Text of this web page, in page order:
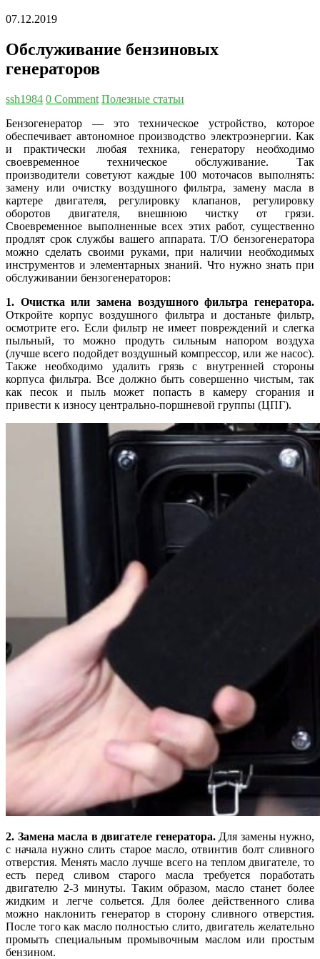
07.12.2019
Обслуживание бензиновых
генераторов
ssh1984 0 Comment Полезные статьи
Бензогенератор — это техническое устройство, которое
обеспечивает автономное производство электроэнергии. Как
и практически любая техника, генератору необходимо
своевременное техническое обслуживание. Так
производители советуют каждые 100 моточасов выполнять:
замену или очистку воздушного фильтра, замену масла в
картере двигателя, регулировку клапанов, регулировку
оборотов двигателя, внешнюю чистку от грязи.
Своевременное выполненные всех этих работ, существенно
продлят срок службы вашего аппарата. Т/О бензогенератора
можно сделать своими руками, при наличии необходимых
инструментов и элементарных знаний. Что нужно знать при
обслуживании бензогенераторов:
1. Очистка или замена воздушного фильтра генератора.
Откройте корпус воздушного фильтра и достаньте фильтр,
осмотрите его. Если фильтр не имеет повреждений и слегка
пыльный, то можно продуть сильным напором воздуха
(лучше всего подойдет воздушный компрессор, или же насос).
Также необходимо удалить грязь с внутренней стороны
корпуса фильтра. Все должно быть совершенно чистым, так
как песок и пыль может попасть в камеру сгорания и
привести к износу центрально-поршневой группы (ЦПГ).
2. Замена масла в двигателе генератора.Для замены нужно,
с начала нужно слить старое масло, отвинтив болт сливного
отверстия. Менять масло лучше всего на теплом двигателе, то
есть перед сливом старого масла требуется поработать
двигателю 2-3 минуты. Таким образом, масло станет более
жидким и легче сольется. Для более действенного слива
можно наклонить генератор в сторону сливного отверстия.
После того как масло полностью слито, двигатель желательно
промыть специальным промывочным маслом или простым
бензином.